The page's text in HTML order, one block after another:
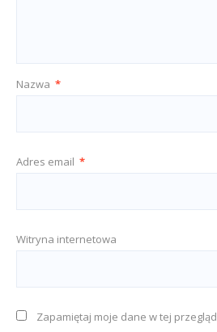
Nazwa *
Adres email *
Witryna internetowa
Zapamiętaj moje dane w tej